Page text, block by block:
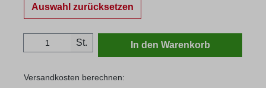
Auswahl zurücksetzen
Produkt Anzahl: Gib den gewünschten
St. In den Warenkorb
Versandkosten berechnen: